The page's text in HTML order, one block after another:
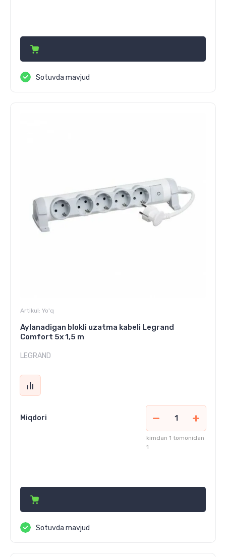
Sotuvda mavjud
Artikul: Yo'q
Aylanadigan blokli uzatma kabeli Legrand
Comfort 5x 1,5 m
LEGRAND
Miqdori
kimdan 1 tomonidan
1
Sotuvda mavjud